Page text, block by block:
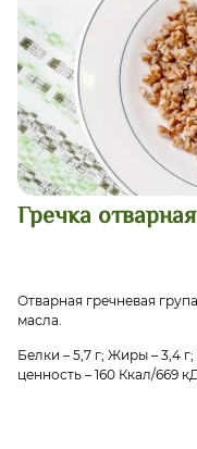
Гречка отварная
Отварная гречневая
масла.
Белки – 5,7 г; Жиры – 3,4 г;
ценность – 160 Ккал/669